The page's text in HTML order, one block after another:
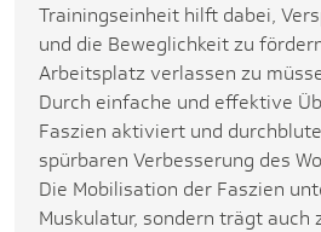
Trainingseinheit hilft dabei,
und die Beweglichkeit zu
Arbeitsplatz verlassen zu
Durch einfache und effektive
Faszien aktiviert und
spürbaren Verbesserung des
Die Mobilisation der Faszien
Muskulatur, sondern trägt auch